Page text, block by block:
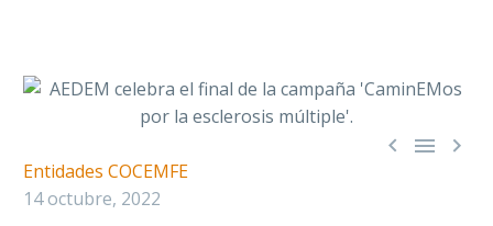
  
Entidades COCEMFE
14 octubre, 2022